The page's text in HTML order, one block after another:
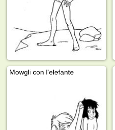
Mowgli con l'elefante